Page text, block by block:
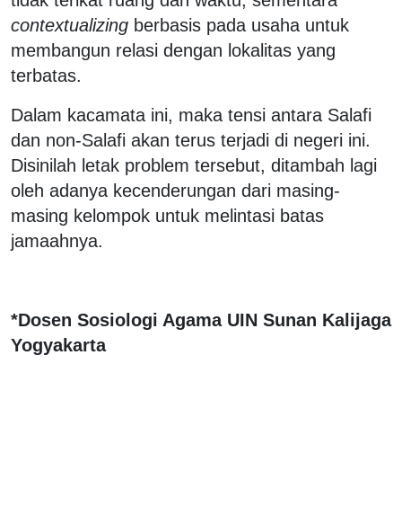
contextualizing berbasis pada usaha untuk
membangun relasi dengan lokalitas yang
terbatas.
Dalam kacamata ini, maka tensi antara Salafi
dan non-Salafi akan terus terjadi di negeri ini.
Disinilah letak problem tersebut, ditambah lagi
oleh adanya kecenderungan dari masing-
masing kelompok untuk melintasi batas
jamaahnya.
*Dosen Sosiologi Agama UIN Sunan Kalijaga
Yogyakarta